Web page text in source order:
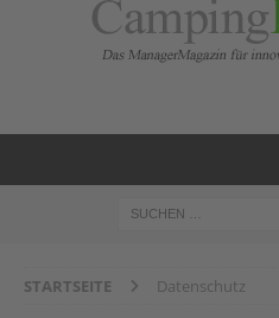
STARTSEITE Datenschutz